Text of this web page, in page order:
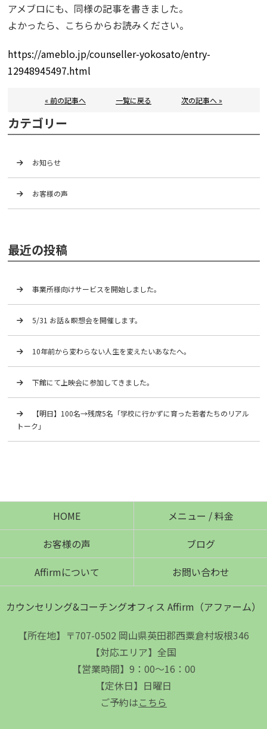
アメブロにも、同様の記事を書きました。
よかったら、こちらからお読みください。
https://ameblo.jp/counseller-yokosato/entry-
12948945497.html
« 前の記事へ 一覧に戻る 次の記事へ »
カテゴリー
お知らせ
お客様の声
最近の投稿
事業所様向けサービスを開始しました。
5/31 お話＆瞑想会を開催します。
10年前から変わらない人生を変えたいあなたへ。
下館にて上映会に参加してきました。
【明日】100名→残席5名「学校に行かずに育った若者たちのリアル
トーク」
HOME
メニュー / 料金
お客様の声
ブログ
Affirmについて
お問い合わせ
カウンセリング&コーチングオフィス Affirm（アファーム）
【所在地】〒707-0502 岡山県英田郡西粟倉村坂根346
【対応エリア】全国
【営業時間】9：00～16：00
【定休日】日曜日
ご予約はこちら